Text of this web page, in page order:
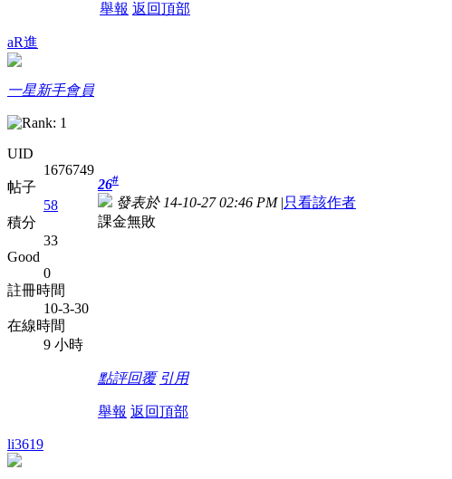
舉報 返回頂部
aR進
一星新手會員
UID
1676749
帖子
58
積分
33
Good
0
註冊時間
10-3-30
在線時間
9 小時
26#
發表於 14-10-27 02:46 PM |只看該作者
課金無敗
點評回覆 引用
舉報 返回頂部
li3619